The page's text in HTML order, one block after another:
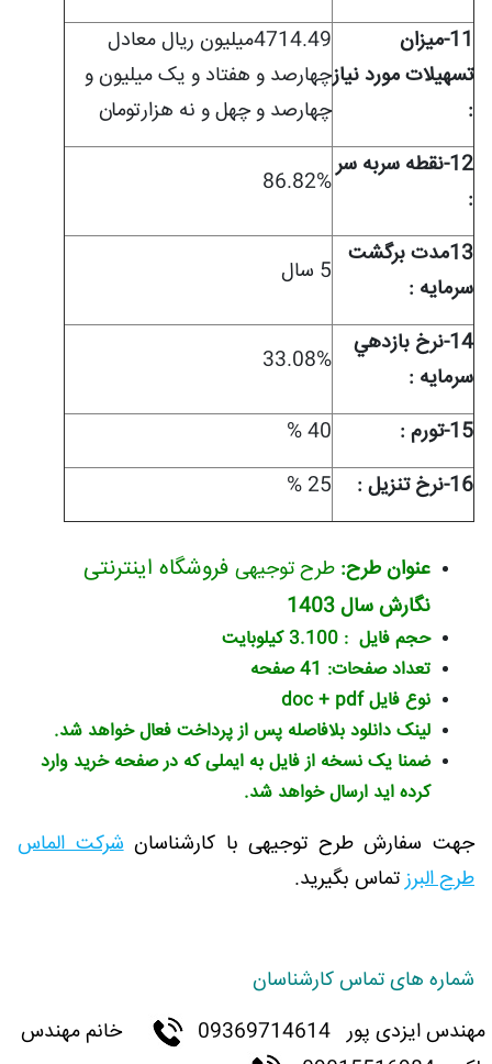
11-ميزان
تسهيلات مورد نياز
:
4714.49میلیون ریال معادل
چهارصد و هفتاد و یک میلیون و
چهارصد و چهل و نه هزارتومان
12-نقطه سربه سر
:
86.82%
13مدت برگشت
سرمايه :
5 سال
14-نرخ بازدهي
سرمايه :
33.08%
15-تورم :
40 %
16-نرخ تنزیل :
25 %
عنوان طرح: طرح توجیهی فروشگاه اینترنتی
نگارش سال 1403
حجم فایل : 3.100 کیلوبایت
تعداد صفحات: 41 صفحه
نوع فایل doc + pdf
لینک دانلود بلافاصله پس از پرداخت فعال خواهد شد.
ضمنا یک نسخه از فایل به ایملی که در صفحه خرید وارد
کرده اید ارسال خواهد شد.
جهت سفارش طرح توجیهی با کارشناسانشرکت الماس
طرح البرزتماس بگیرید.
شماره های تماس کارشناسان
مهندس ایزدی پور 09369714614
خانم مهندس